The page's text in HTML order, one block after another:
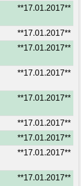
**17.01.2017**
**17.01.2017**
**17.01.2017**
**17.01.2017**
**17.01.2017**
**17.01.2017**
**17.01.2017**
**17.01.2017**
**17.01.2017**